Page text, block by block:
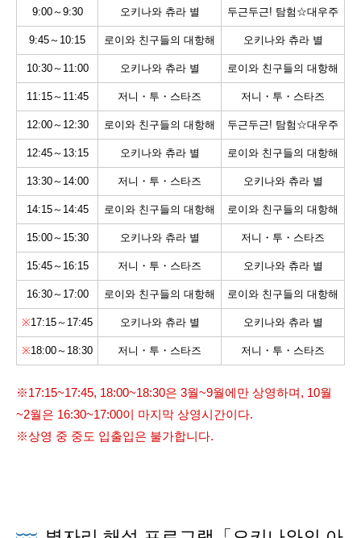
9:00～9:30 오키나와 츄라 별 두근두근! 탐험☆대우주
9:45～10:15 로이와 친구들의 대항해 오키나와 츄라 별
10:30～11:00 오키나와 츄라 별 로이와 친구들의 대항해
11:15～11:45 저니・투・스타즈 저니・투・스타즈
12:00～12:30 로이와 친구들의 대항해 두근두근! 탐험☆대우주
12:45～13:15 오키나와 츄라 별 로이와 친구들의 대항해
13:30～14:00 저니・투・스타즈 오키나와 츄라 별
14:15～14:45 로이와 친구들의 대항해 로이와 친구들의 대항해
15:00～15:30 오키나와 츄라 별 저니・투・스타즈
15:45～16:15 저니・투・스타즈 오키나와 츄라 별
16:30～17:00 로이와 친구들의 대항해 로이와 친구들의 대항해
※17:15～17:45 오키나와 츄라 별 오키나와 츄라 별
※18:00～18:30 저니・투・스타즈 저니・투・스타즈
※17:15~17:45, 18:00~18:30은 3월~9월에만 상영하며, 10월
~2월은 16:30~17:00이 마지막 상영시간이다.
※상영 중 중도 입출입은 불가합니다.